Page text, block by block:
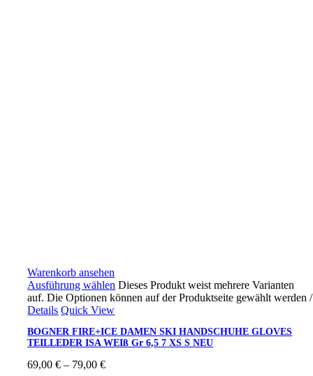
Warenkorb ansehen
Ausführung wählen Dieses Produkt weist mehrere Varianten
auf. Die Optionen können auf der Produktseite gewählt werden/
Details Quick View
BOGNER FIRE+ICE DAMEN SKI HANDSCHUHE GLOVES
TEILLEDER ISA WEIß Gr 6,5 7 XS S NEU
69,00€ – 79,00€